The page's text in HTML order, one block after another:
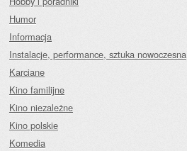
Humor
Informacja
Instalacje, performance, sztuka nowoczesna
Karciane
Kino familijne
Kino niezależne
Kino polskie
Komedia